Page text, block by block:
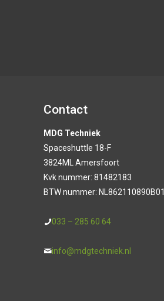
Contact
MDG Techniek
Spaceshuttle 18-F
3824ML Amersfoort
Kvk nummer: 81482183
BTW nummer: NL862110890B01
033 – 285 60 64
info@mdgtechniek.nl